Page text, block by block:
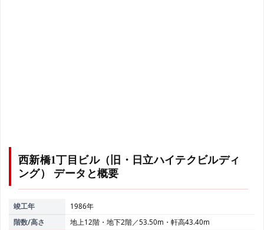
西新橋1丁目ビル（旧・日立ハイテクビルディ
ング） データと概要
竣工年
1986年
階数/高さ
地上12階・地下2階／53.50m・軒高43.40m